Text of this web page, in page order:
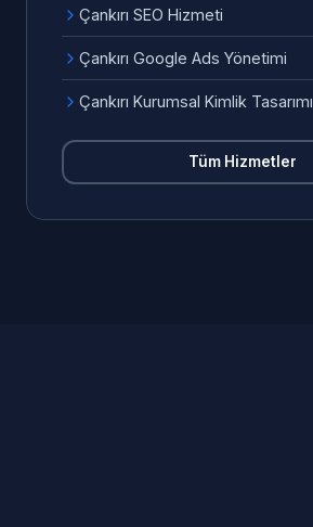
Çankırı SEO Hizmeti
Çankırı Google Ads Yönetimi
Çankırı Kurumsal Kimlik Tasarımı
Tüm Hizmetler